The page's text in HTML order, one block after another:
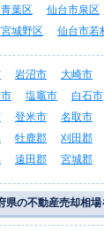
葉区 仙台市泉区
城野区
仙台市若
岩沼市 大崎市
塩竈市 白石市
登米市 名取市
牡鹿郡 刈田郡
遠田郡 宮城郡
県の不動産売却相場